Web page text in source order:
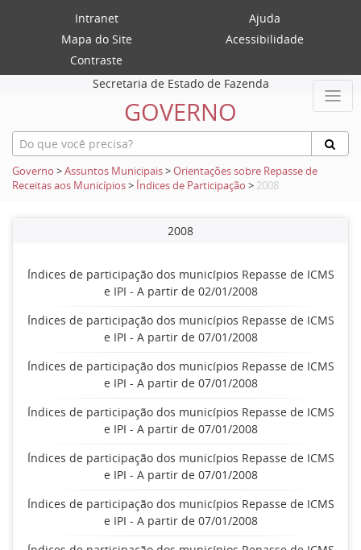
Intranet
Ajuda
Mapa do Site
Acessibilidade
Contraste
Secretaria de Estado de Fazenda
GOVERNO
Governo >Assuntos Municipais>Orientações sobre Repasse de
Receitas aos Municípios> Índices de Participação > 2008
2008
Índices de participação dos municípios Repasse de ICMS
e IPI - A partir de 02/01/2008
Índices de participação dos municípios Repasse de ICMS
e IPI - A partir de 07/01/2008
Índices de participação dos municípios Repasse de ICMS
e IPI - A partir de 07/01/2008
Índices de participação dos municípios Repasse de ICMS
e IPI - A partir de 07/01/2008
Índices de participação dos municípios Repasse de ICMS
e IPI - A partir de 07/01/2008
Índices de participação dos municípios Repasse de ICMS
e IPI - A partir de 07/01/2008